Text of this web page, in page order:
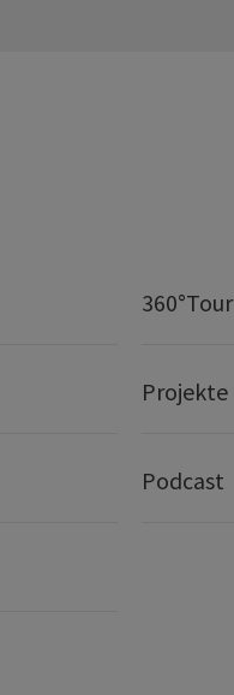
360°Tour
Projekte
Podcast